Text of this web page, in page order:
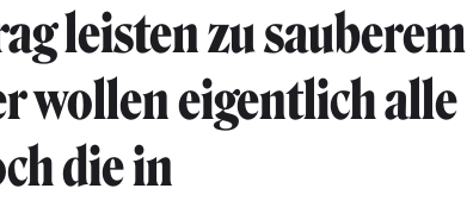
leisten zu sauberem
wollen eigentlich alle
die in